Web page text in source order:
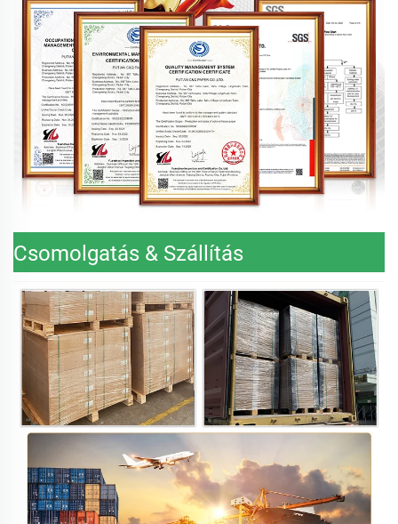
Csomolgatás & Szállítás